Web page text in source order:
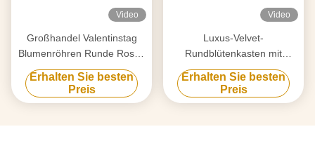
Video
Großhandel Valentinstag
Blumenröhren Runde Rosen
Zylinderboxen
Massenanpassung Schnelle
Produktion Festdesign für
Erhalten Sie besten
Preis
Video
Luxus-Velvet-
Rundblütenkasten mit
Premium-Velvet-Gewebe
und Goldfolie
Erhalten Sie besten
Preis